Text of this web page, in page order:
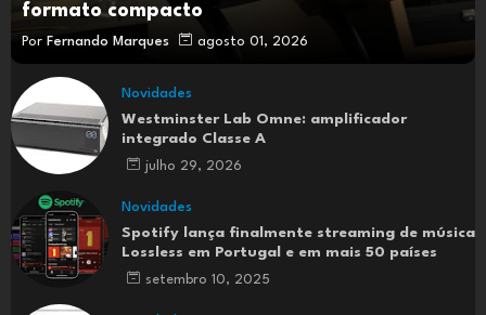
formato compacto
Por Fernando Marques agosto 01, 2026
Novidades
Westminster Lab Omne: amplificador
integrado Classe A
julho 29, 2026
Novidades
Spotify lança finalmente streaming de música
Lossless em Portugal e em mais 50 países
setembro 10, 2025